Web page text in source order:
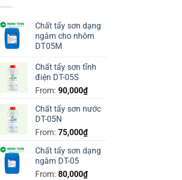
Chất tẩy sơn dạng
ngâm cho nhôm
DT05M
Chất tẩy sơn tĩnh
điện DT-05S
From: 90,000₫
Chất tẩy sơn nước
DT-05N
From: 75,000₫
Chất tẩy sơn dạng
ngâm DT-05
From: 80,000₫